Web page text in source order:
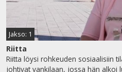
Jakso: 1
Riitta
Riitta löysi rohkeuden sosiaalisiin
johtivat vankilaan, jossa hän alkoi